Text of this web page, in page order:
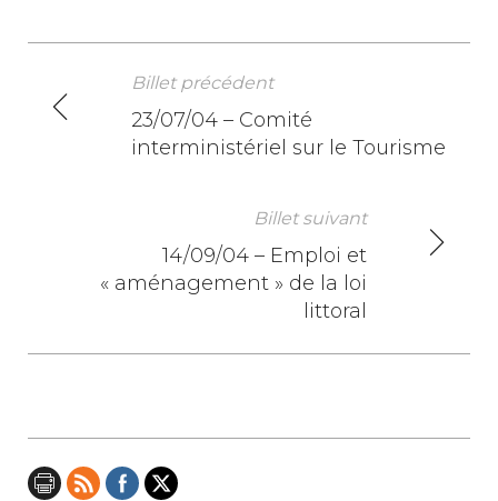
N
a
i
o
Billet précédent
23/07/04 – Comité
interministériel sur le Tourisme
Billet suivant
14/09/04 – Emploi et
« aménagement » de la loi
littoral